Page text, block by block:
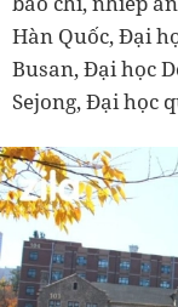
Hàn Quốc, Đại
Busan, Đại học
Sejong, Đại học